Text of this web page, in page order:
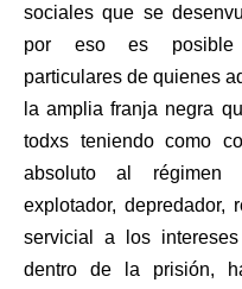
sociales que se
por eso es posible
particulares de quienes
la amplia franja negra
todxs teniendo como
absoluto al régimen
explotador, depredador,
servicial a los
dentro de la prisión,